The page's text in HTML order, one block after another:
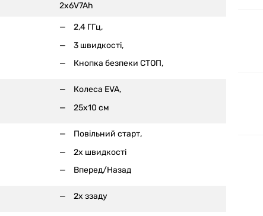
2x6V7Ah
2,4 ГГц,
3 швидкості,
Кнопка безпеки СТОП,
Колеса EVA,
25x10 см
Повільний старт,
2x швидкості
Вперед/Назад
2x ззаду